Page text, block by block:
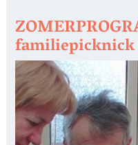
familiepicknick